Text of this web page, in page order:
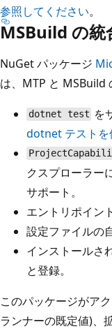
参照してください。
MSBuild の統
NuGet パッケージ
は、MTP と MSBuild
dotnet test を
dotnet テストを
クスプローラー
サポート。
エントリポイン
設定ファイルの
インストールさ
と登録。
このパッケージがア
ランナーの既定値)、